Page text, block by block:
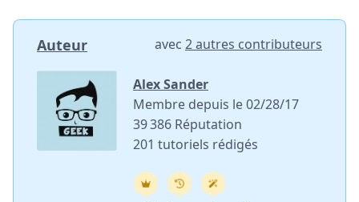
Auteur avec 2 autres contributeurs
Alex Sander
Membre depuis le 02/28/17
39 386 Réputation
201 tutoriels rédigés